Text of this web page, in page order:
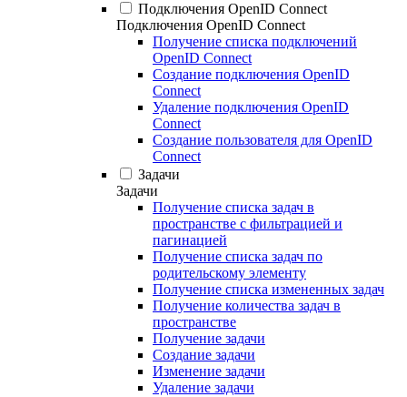
Подключения OpenID Connect
Подключения OpenID Connect
Получение списка подключений
OpenID Connect
Создание подключения OpenID
Connect
Удаление подключения OpenID
Connect
Создание пользователя для OpenID
Connect
Задачи
Задачи
Получение списка задач в
пространстве с фильтрацией и
пагинацией
Получение списка задач по
родительскому элементу
Получение списка измененных задач
Получение количества задач в
пространстве
Получение задачи
Создание задачи
Изменение задачи
Удаление задачи